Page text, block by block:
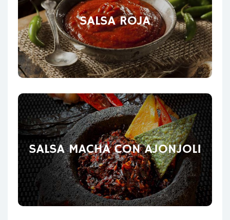
SALSA ROJA
SALSA MACHA CON AJONJOLI